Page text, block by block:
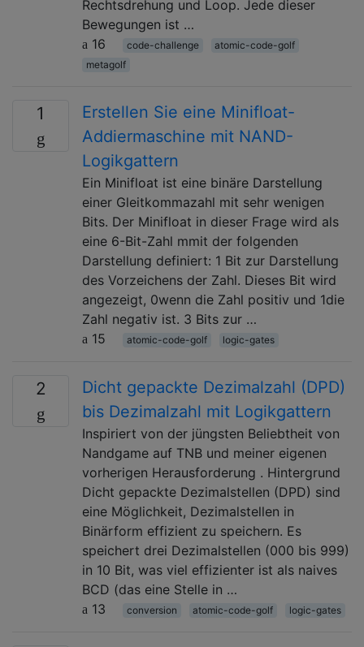
Rechtsdrehung und Loop. Jede dieser
Bewegungen ist …
16
code-challenge
atomic-code-golf
metagolf
1
Erstellen Sie eine Minifloat-
Addiermaschine mit NAND-
Logikgattern
Ein Minifloat ist eine binäre Darstellung
einer Gleitkommazahl mit sehr wenigen
Bits. Der Minifloat in dieser Frage wird als
eine 6-Bit-Zahl mmit der folgenden
Darstellung definiert: 1 Bit zur Darstellung
des Vorzeichens der Zahl. Dieses Bit wird
angezeigt, 0wenn die Zahl positiv und 1die
Zahl negativ ist. 3 Bits zur …
15
atomic-code-golf logic-gates
2
Dicht gepackte Dezimalzahl (DPD)
bis Dezimalzahl mit Logikgattern
Inspiriert von der jüngsten Beliebtheit von
Nandgame auf TNB und meiner eigenen
vorherigen Herausforderung . Hintergrund
Dicht gepackte Dezimalstellen (DPD) sind
eine Möglichkeit, Dezimalstellen in
Binärform effizient zu speichern. Es
speichert drei Dezimalstellen (000 bis 999)
in 10 Bit, was viel effizienter ist als naives
BCD (das eine Stelle in …
13
conversion atomic-code-golf logic-gates